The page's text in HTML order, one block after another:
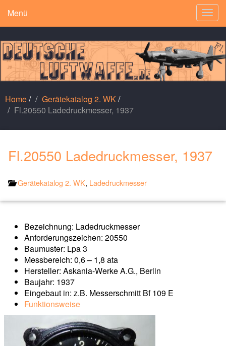
Menü
Home/ Gerätekatalog 2. WK/
Fl.20550 Ladedruckmesser, 1937
Fl.20550 Ladedruckmesser, 1937
Gerätekatalog 2. WK, Ladedruckmesser
Bezeichnung: Ladedruckmesser
Anforderungszeichen: 20550
Baumuster: Lpa 3
Messbereich: 0,6 – 1,8 ata
Hersteller: Askania-Werke A.G., Berlin
Baujahr: 1937
Eingebaut in: z.B. Messerschmitt Bf 109 E
Funktionsweise